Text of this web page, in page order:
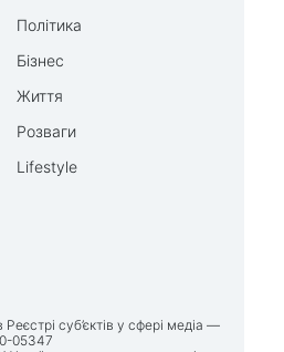
Політика
Бізнес
Життя
Розваги
Lifestyle
суб’єктів у сфері медіа —
05347